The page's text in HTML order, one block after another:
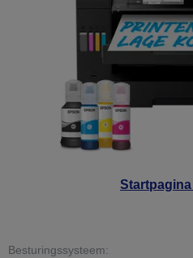
Besturingssysteem: